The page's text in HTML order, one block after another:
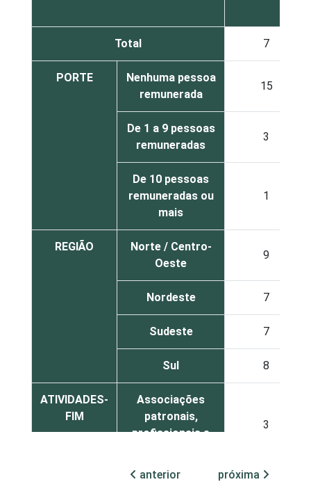
Total 7
PORTE
Nenhuma pessoa
remunerada
15
De 1 a 9 pessoas
remuneradas
3
De 10 pessoas
remuneradas ou
mais
1
REGIÃO
Norte / Centro-
Oeste
9
Nordeste 7
Sudeste 7
Sul 8
ATIVIDADES-
FIM
Associações
patronais,
profissionais e
3
anterior próxima